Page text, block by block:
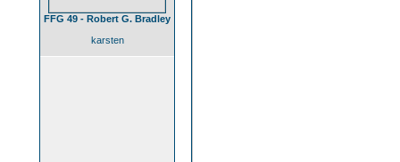
FFG 49 - Robert G. Bradley
karsten